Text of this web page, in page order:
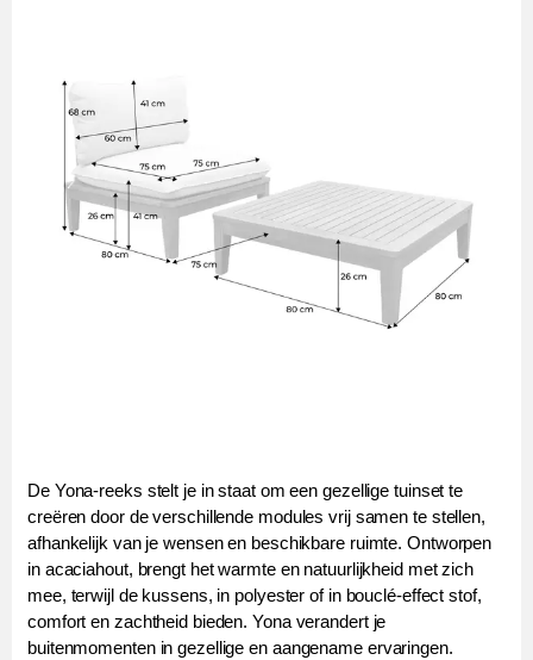
De Yona-reeks stelt je in staat om een gezellige tuinset te
creëren door de verschillende modules vrij samen te stellen,
afhankelijk van je wensen en beschikbare ruimte. Ontworpen
in acaciahout, brengt het warmte en natuurlijkheid met zich
mee, terwijl de kussens, in polyester of in bouclé-effect stof,
comfort en zachtheid bieden. Yona verandert je
buitenmomenten in gezellige en aangename ervaringen.